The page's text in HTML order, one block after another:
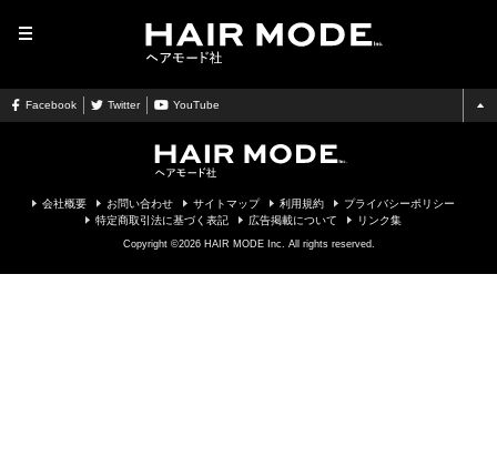
Facebook Twitter YouTube
会社概要 お問い合わせ サイトマップ 利用規約
プライバシーポリシー
特定商取引法に基づく表記
広告掲載について リンク集
Copyright ©2026 HAIR MODE Inc. All rights reserved.